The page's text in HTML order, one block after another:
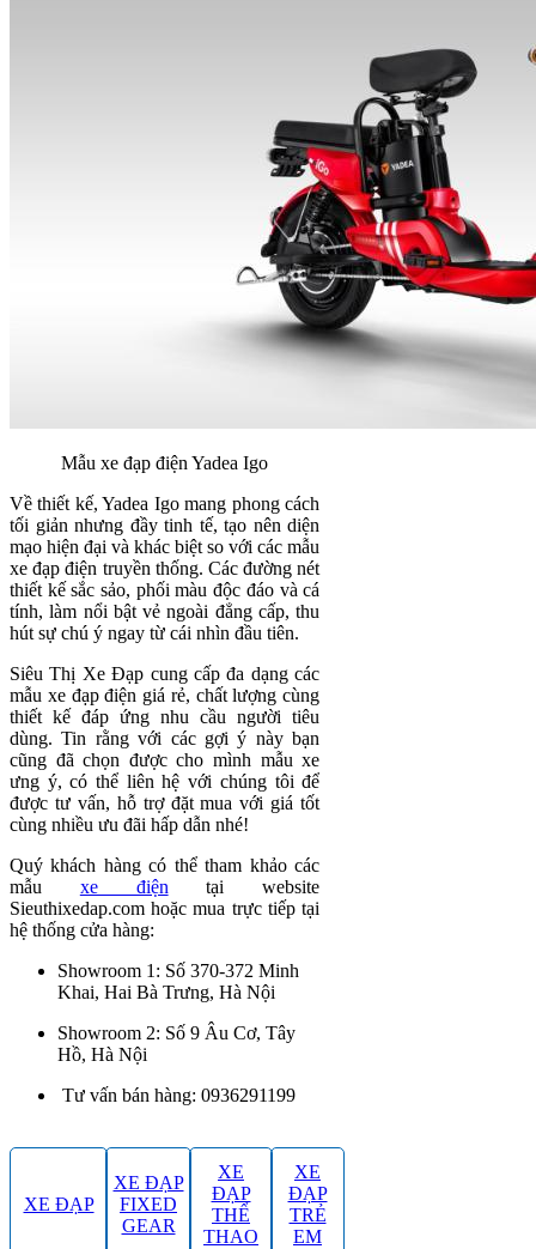
Mẫu xe đạp điện Yadea Igo
Về thiết kế, Yadea Igo mang phong cách
tối giản nhưng đầy tinh tế, tạo nên diện
mạo hiện đại và khác biệt so với các mẫu
xe đạp điện truyền thống. Các đường nét
thiết kế sắc sảo, phối màu độc đáo và cá
tính, làm nổi bật vẻ ngoài đẳng cấp, thu
hút sự chú ý ngay từ cái nhìn đầu tiên.
Siêu Thị Xe Đạp cung cấp đa dạng các
mẫu xe đạp điện giá rẻ, chất lượng cùng
thiết kế đáp ứng nhu cầu người tiêu
dùng. Tin rằng với các gợi ý này bạn
cũng đã chọn được cho mình mẫu xe
ưng ý, có thể liên hệ với chúng tôi để
được tư vấn, hỗ trợ đặt mua với giá tốt
cùng nhiều ưu đãi hấp dẫn nhé!
Quý khách hàng có thể tham khảo các
mẫu xe điệntại website
Sieuthixedap.com hoặc mua trực tiếp tại
hệ thống cửa hàng:
Showroom 1: Số 370-372 Minh
Khai, Hai Bà Trưng, Hà Nội
Showroom 2: Số 9 Âu Cơ, Tây
Hồ, Hà Nội
Tư vấn bán hàng: 0936291199
XE ĐẠP
XE ĐẠP
FIXED
GEAR
XE
ĐẠP
THỂ
THAO
XE
ĐẠP
TRẺ
EM